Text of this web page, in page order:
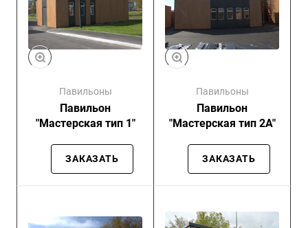
Павильоны
Павильон
"Мастерская тип 1"
ЗАКАЗАТЬ
Павильоны
Павильон
"Мастерская тип 2А"
ЗАКАЗАТЬ